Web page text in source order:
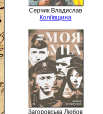
Серчик Владислав
Коліївщина
Загоровська Любов